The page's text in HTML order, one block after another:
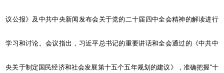
议公报》及中共中央新闻发布会关于党的二十届四中全会精神的解读进行
学习和讨论。会议指出，习近平总书记的重要讲话和全会通过的《中共中
央关于制定国民经济和社会发展第十五个五年规划的建议》，准确把握“十